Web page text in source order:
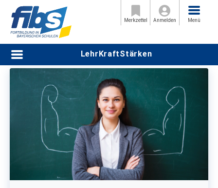
Menü LehrKraftStärken
Merkzettel Anmelden
Menü
Menü
Startseite
Handlungsfähigkeit
Selbstfürsorge
Beziehung
Gruppenangebote
Weitere Informationen